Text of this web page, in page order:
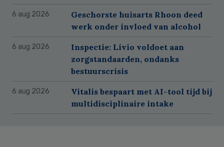
6 aug 2026
Geschorste huisarts Rhoon deed
werk onder invloed van alcohol
6 aug 2026
Inspectie: Livio voldoet aan
zorgstandaarden, ondanks
bestuurscrisis
6 aug 2026
Vitalis bespaart met AI-tool tijd bij
multidisciplinaire intake